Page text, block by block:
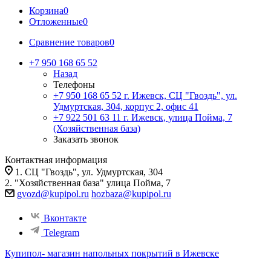
Корзина0
Отложенные0
Сравнение товаров0
+7 950 168 65 52
Назад
Телефоны
+7 950 168 65 52 г. Ижевск, СЦ "Гвоздь", ул.
Удмуртская, 304, корпус 2, офис 41
+7 922 501 63 11 г. Ижевск, улица Пойма, 7
(Хозяйственная база)
Заказать звонок
Контактная информация
1. СЦ "Гвоздь", ул. Удмуртская, 304
2. "Хозяйственная база" улица Пойма, 7
gvozd@kupipol.ru hozbaza@kupipol.ru
Вконтакте
Telegram
Купипол- магазин напольных покрытий в Ижевске